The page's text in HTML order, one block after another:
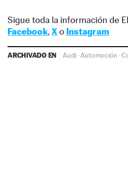
Sigue toda la información de
Facebook, Xo Instagram
ARCHIVADO EN Audi ·Automoción ·